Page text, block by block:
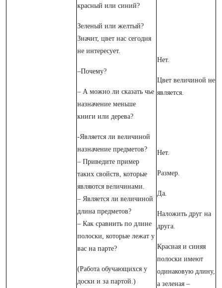
красный или синий?
Зеленый или желтый?
Значит, цвет нас сегодня
не интересует.
–Почему?
– А можно ли сказать чье
назначение меньше
книги или дерева?
-Является ли величиной
назначение предметов?
– Приведите пример
таких свойств, которые
являются величинами.
– Является ли величиной
длина предметов?
– Как сравнить по длине
полоски, которые лежат у
вас на парте?
(Работа обучающихся у
доски и за партой.)
Нет.
Цвет величиной не
является.
Нет.
Размер.
Да.
Наложить друг на
друга.
Красная и синяя
полоски имеют
одинаковую длину,
а зеленая –